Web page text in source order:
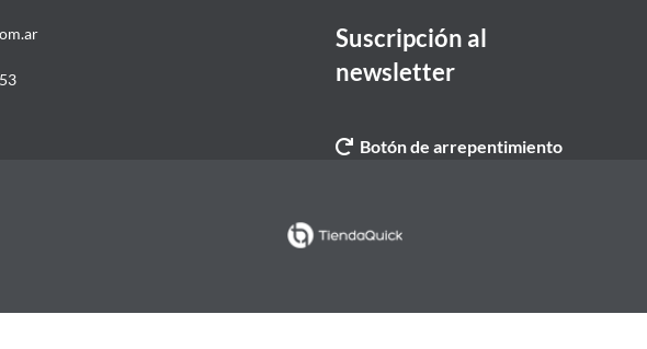
Suscripción al
newsletter
Botón de arrepentimiento